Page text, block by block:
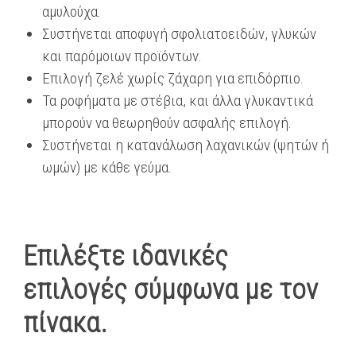
αμυλούχα.
Συστήνεται αποφυγή σφολιατοειδών, γλυκών
και παρόμοιων προϊόντων.
Επιλογή ζελέ χωρίς ζάχαρη για επιδόρπιο.
Τα ροφήματα με στέβια, και άλλα γλυκαντικά
μπορούν να θεωρηθούν ασφαλής επιλογή.
Συστήνεται η κατανάλωση λαχανικών (ψητών ή
ωμών) με κάθε γεύμα.
Επιλέξτε ιδανικές
επιλογές σύμφωνα με τον
πίνακα.